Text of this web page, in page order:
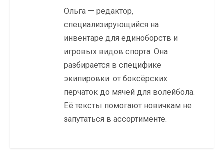
Ольга — редактор,
специализирующийся на
инвентаре для единоборств и
игровых видов спорта. Она
разбирается в специфике
экипировки: от боксёрских
перчаток до мячей для волейбола.
Её тексты помогают новичкам не
запутаться в ассортименте.